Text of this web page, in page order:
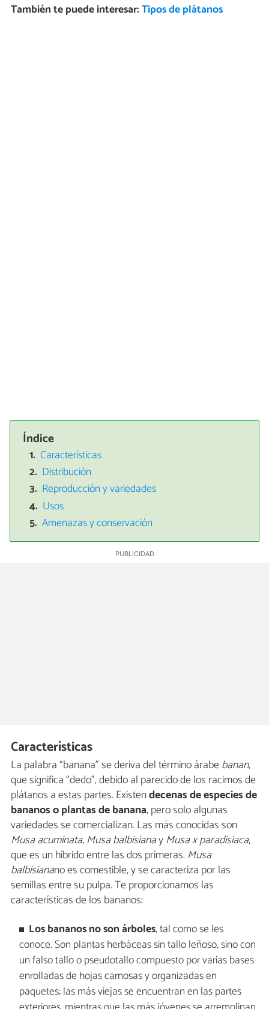
También te puede interesar:Tipos de plátanos
Índice
Características
Distribución
Reproducción y variedades
Usos
Amenazas y conservación
Características
La palabra “banana” se deriva del término árabebanan,
que significa “dedo”, debido al parecido de los racimos de
plátanos a estas partes. Existendecenas de especies de
bananos o plantas de banana, pero solo algunas
variedades se comercializan. Las más conocidas son
Musa acuminata, Musa balbisianayMusa x paradisiaca,
que es un híbrido entre las dos primeras. Musa
balbisianano es comestible, y se caracteriza por las
semillas entre su pulpa. Te proporcionamos las
características de los bananos:
Los bananos no son árboles, tal como se les
conoce. Son plantas herbáceas sin tallo leñoso, sino con
un falso tallo o pseudotallo compuesto por varias bases
enrolladas de hojas carnosas y organizadas en
paquetes; las más viejas se encuentran en las partes